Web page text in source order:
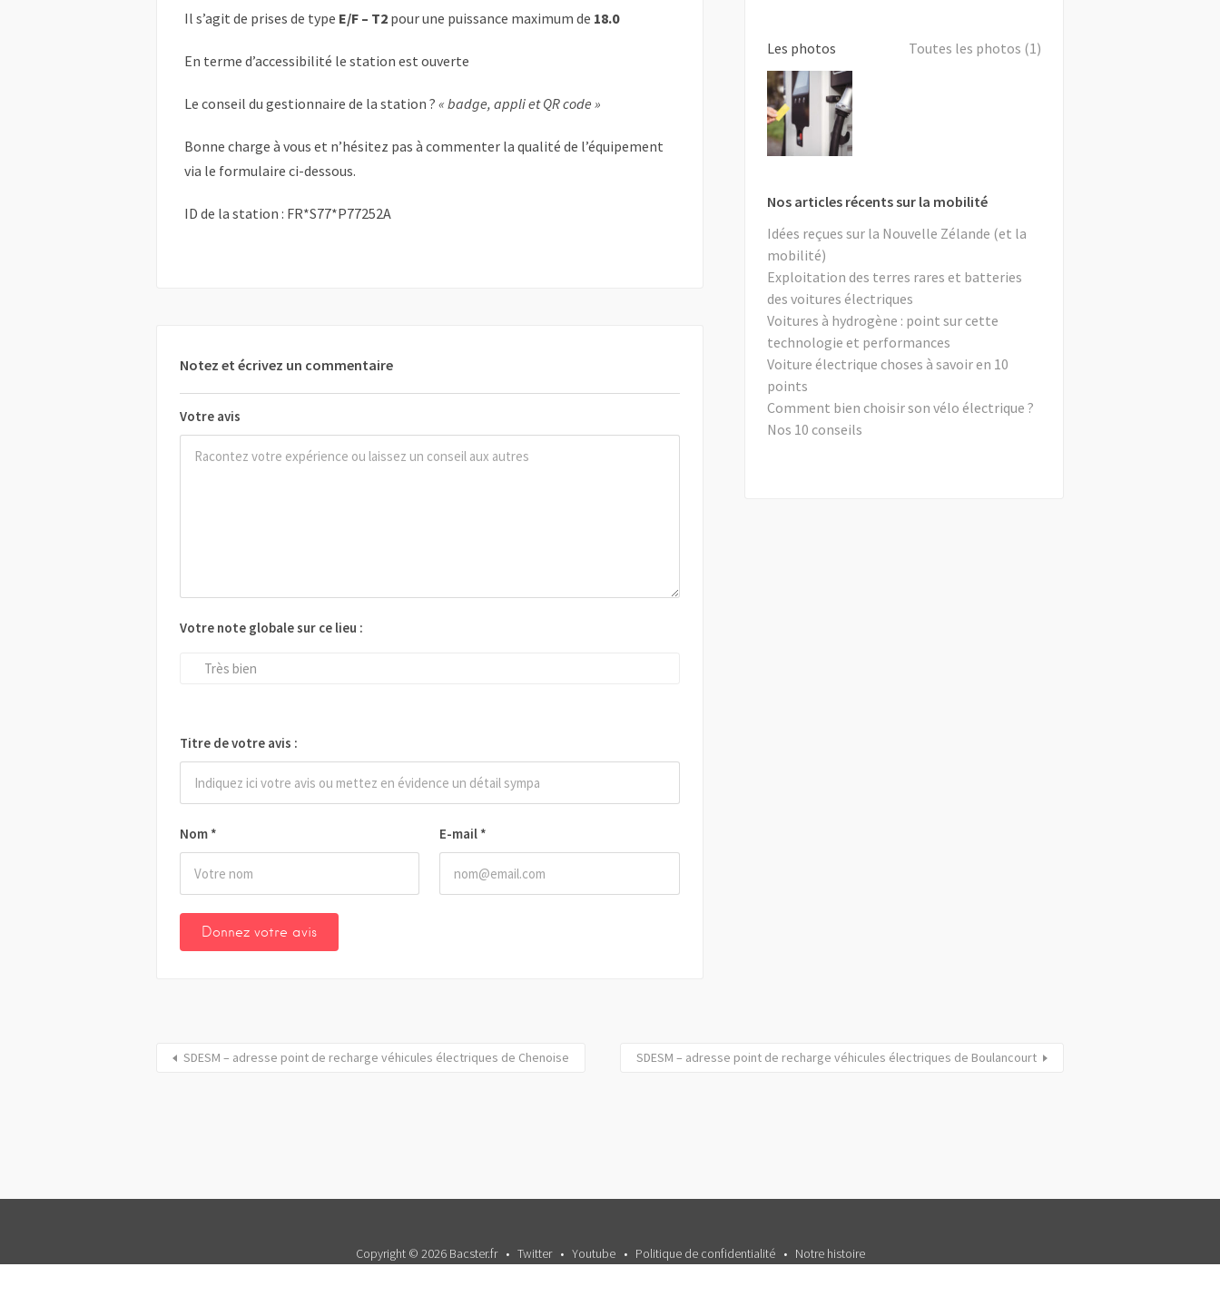
Il s’agit de prises de type E/F – T2 pour une puissance maximum de 18.0
En terme d’accessibilité le station est ouverte
Le conseil du gestionnaire de la station ? « badge, appli et QR code »
Bonne charge à vous et n’hésitez pas à commenter la qualité de l’équipement
via le formulaire ci-dessous.
ID de la station : FR*S77*P77252A
Notez et écrivez un commentaire
Votre avis
Nom * E-mail *
Votre note globale sur ce lieu :
Très bien
Titre de votre avis :
Les photos Toutes les photos (1)
Nos articles récents sur la mobilité
Idées reçues sur la Nouvelle Zélande (et la
mobilité)
Exploitation des terres rares et batteries
des voitures électriques
Voitures à hydrogène : point sur cette
technologie et performances
Voiture électrique choses à savoir en 10
points
Comment bien choisir son vélo électrique ?
Nos 10 conseils
SDESM – adresse point de recharge véhicules électriques de Chenoise SDESM – adresse point de recharge véhicules électriques de Boulancourt
Copyright © 2026 Bacster.fr Twitter Youtube Politique de confidentialité Notre histoire